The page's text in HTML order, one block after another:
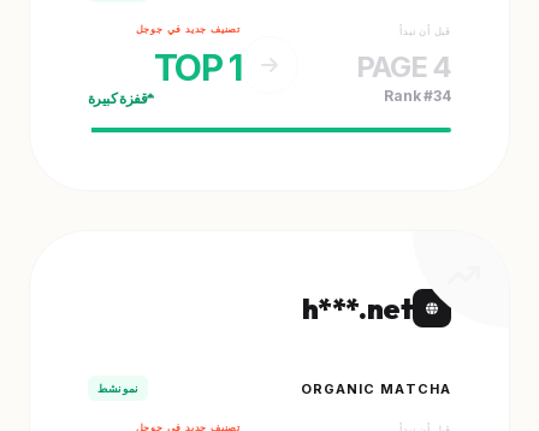
قبل أن نبدأ
PAGE 4
Rank #34
تصنيف جديد في جوجل
TOP 1
قفزة كبيرة
h***.net
ORGANIC MATCHA نمو نشط
تصنيف جديد في جوجل